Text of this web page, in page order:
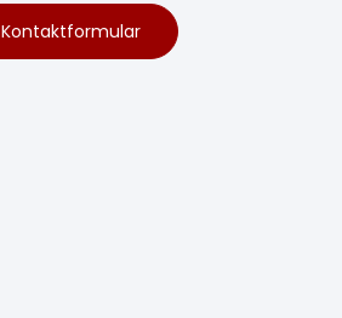
Kontaktformular